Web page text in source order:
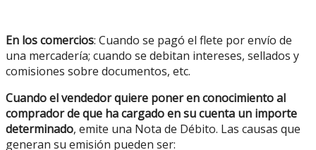
En los comercios: Cuando se pagó el flete por envío de
una mercadería; cuando se debitan intereses, sellados y
comisiones sobre documentos, etc.
Cuando el vendedor quiere poner en conocimiento al
comprador de que ha cargado en su cuenta un importe
determinado, emite una Nota de Débito. Las causas que
generan su emisión pueden ser: